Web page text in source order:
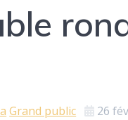
Grand public 26